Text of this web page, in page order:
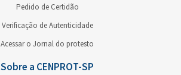
Pedido de Certidão
Verificação de Autenticidade
Acessar o Jornal do protesto
Sobre a CENPROT-SP